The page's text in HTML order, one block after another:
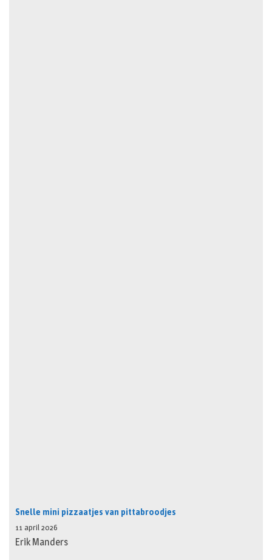
Snelle mini pizzaatjes van pittabroodjes
11 april 2026
Erik Manders